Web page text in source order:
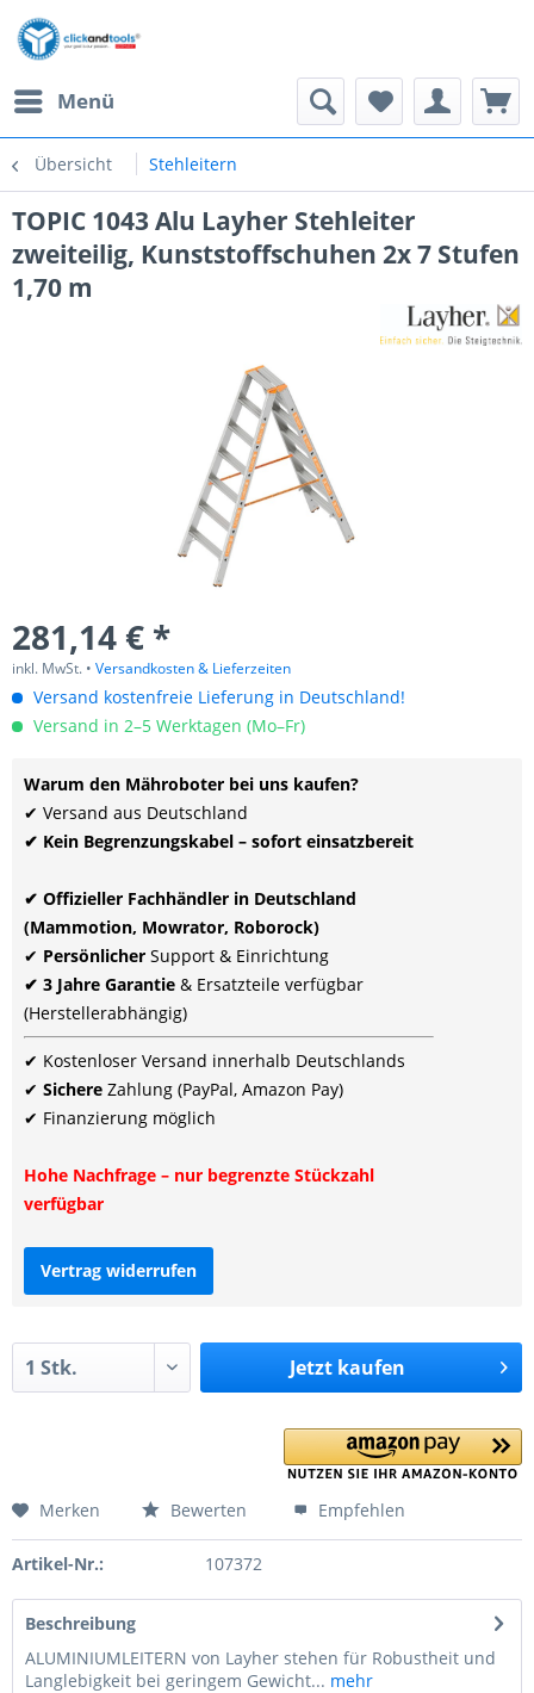
Menü
Übersicht Stehleitern
TOPIC 1043 Alu Layher Stehleiter
zweiteilig, Kunststoffschuhen 2x 7 Stufen
1,70 m
281,14 € *
inkl. MwSt. • Versandkosten & Lieferzeiten
Versand kostenfreie Lieferung in Deutschland!
Versand in 2–5 Werktagen (Mo–Fr)
Warum den Mähroboter bei uns kaufen?
✔ Versand aus Deutschland
✔ Kein Begrenzungskabel – sofort einsatzbereit
✔ Offizieller Fachhändler in Deutschland
(Mammotion, Mowrator, Roborock)
✔ Persönlicher Support & Einrichtung
✔ 3 Jahre Garantie & Ersatzteile verfügbar
(Herstellerabhängig)
✔ Kostenloser Versand innerhalb Deutschlands
✔ Sichere Zahlung (PayPal, Amazon Pay)
✔ Finanzierung möglich
Hohe Nachfrage – nur begrenzte Stückzahl
verfügbar
Vertrag widerrufen
Jetzt kaufen
Merken Bewerten Empfehlen
Artikel-Nr.: 107372
Beschreibung
ALUMINIUMLEITERN von Layher stehen für Robustheit und
Langlebigkeit bei geringem Gewicht... mehr